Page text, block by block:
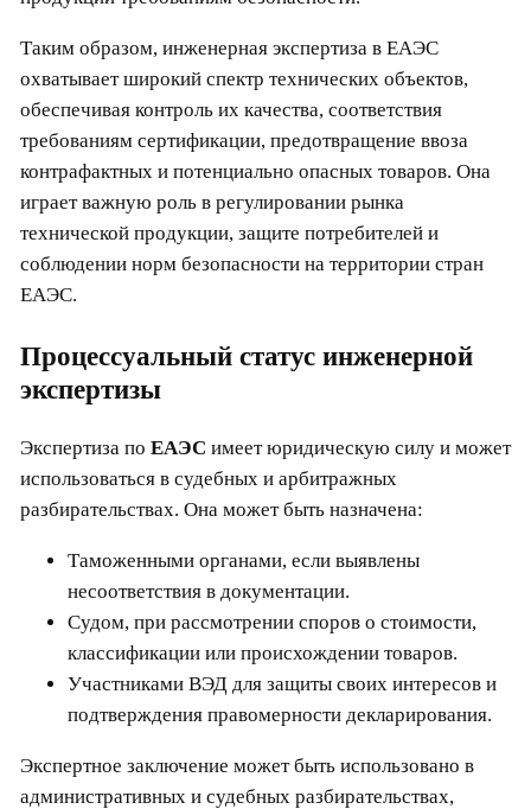
Таким образом, инженерная экспертиза в ЕАЭС
охватывает широкий спектр технических объектов,
обеспечивая контроль их качества, соответствия
требованиям сертификации, предотвращение ввоза
контрафактных и потенциально опасных товаров. Она
играет важную роль в регулировании рынка
технической продукции, защите потребителей и
соблюдении норм безопасности на территории стран
ЕАЭС.
Процессуальный статус инженерной
экспертизы
Экспертиза по ЕАЭС имеет юридическую силу и может
использоваться в судебных и арбитражных
разбирательствах. Она может быть назначена:
Таможенными органами, если выявлены
несоответствия в документации.
Судом, при рассмотрении споров о стоимости,
классификации или происхождении товаров.
Участниками ВЭД для защиты своих интересов и
подтверждения правомерности декларирования.
Экспертное заключение может быть использовано в
административных и судебных разбирательствах,